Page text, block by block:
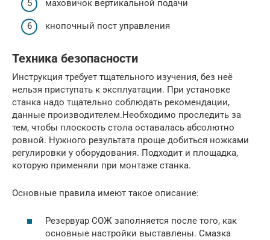
маховичок вертикальной подачи
кнопочный пост управления
Техника безопасности
Инструкция требует тщательного изучения, без неё
нельзя приступать к эксплуатации. При установке
станка надо тщательно соблюдать рекомендации,
данные производителем.Необходимо проследить за
тем, чтобы плоскость стола оставалась абсолютно
ровной. Нужного результата проще добиться ножками
регулировки у оборудования. Подходит и площадка,
которую применяли при монтаже станка.
Основные правила имеют такое описание:
Резервуар СОЖ заполняется после того, как
основные настройки выставлены. Смазка